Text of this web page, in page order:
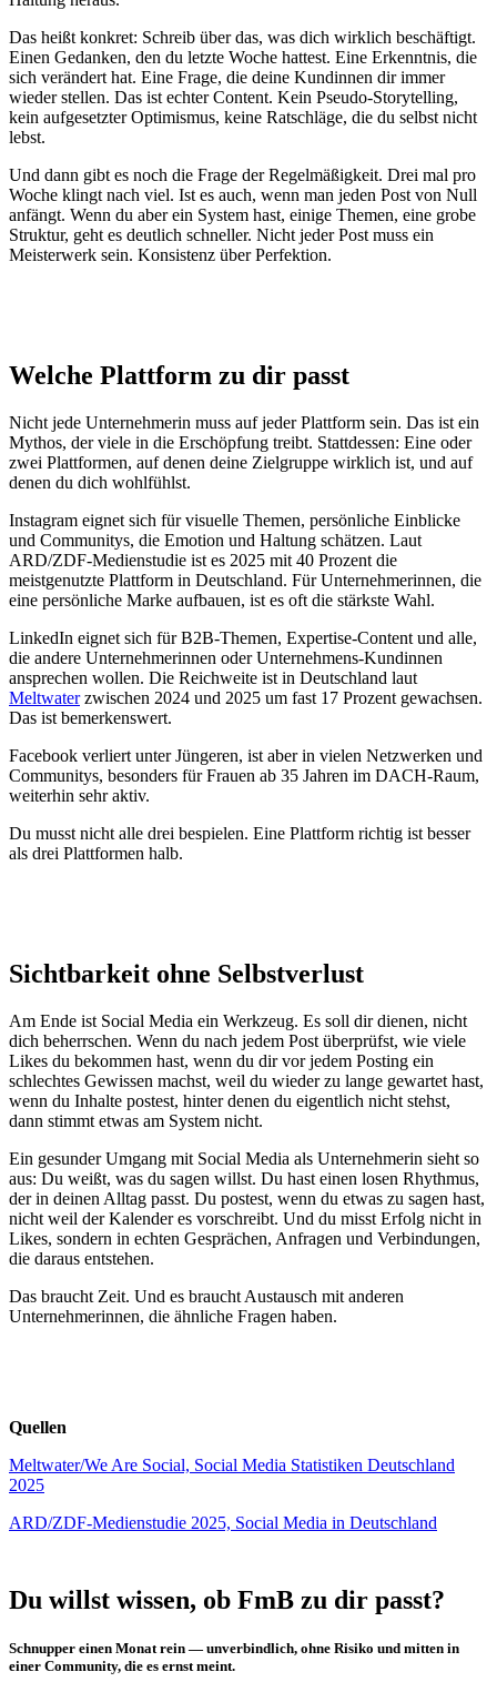
Das heißt konkret: Schreib über das, was dich wirklich beschäftigt.
Einen Gedanken, den du letzte Woche hattest. Eine Erkenntnis, die
sich verändert hat. Eine Frage, die deine Kundinnen dir immer
wieder stellen. Das ist echter Content. Kein Pseudo-Storytelling,
kein aufgesetzter Optimismus, keine Ratschläge, die du selbst nicht
lebst.
Und dann gibt es noch die Frage der Regelmäßigkeit. Drei mal pro
Woche klingt nach viel. Ist es auch, wenn man jeden Post von Null
anfängt. Wenn du aber ein System hast, einige Themen, eine grobe
Struktur, geht es deutlich schneller. Nicht jeder Post muss ein
Meisterwerk sein. Konsistenz über Perfektion.
Welche Plattform zu dir passt
Nicht jede Unternehmerin muss auf jeder Plattform sein. Das ist ein
Mythos, der viele in die Erschöpfung treibt. Stattdessen: Eine oder
zwei Plattformen, auf denen deine Zielgruppe wirklich ist, und auf
denen du dich wohlfühlst.
Instagram eignet sich für visuelle Themen, persönliche Einblicke
und Communitys, die Emotion und Haltung schätzen. Laut
ARD/ZDF-Medienstudie ist es 2025 mit 40 Prozent die
meistgenutzte Plattform in Deutschland. Für Unternehmerinnen, die
eine persönliche Marke aufbauen, ist es oft die stärkste Wahl.
LinkedIn eignet sich für B2B-Themen, Expertise-Content und alle,
die andere Unternehmerinnen oder Unternehmens-Kundinnen
ansprechen wollen. Die Reichweite ist in Deutschland laut
Meltwaterzwischen 2024 und 2025 um fast 17 Prozent gewachsen.
Das ist bemerkenswert.
Facebook verliert unter Jüngeren, ist aber in vielen Netzwerken und
Communitys, besonders für Frauen ab 35 Jahren im DACH-Raum,
weiterhin sehr aktiv.
Du musst nicht alle drei bespielen. Eine Plattform richtig ist besser
als drei Plattformen halb.
Sichtbarkeit ohne Selbstverlust
Am Ende ist Social Media ein Werkzeug. Es soll dir dienen, nicht
dich beherrschen. Wenn du nach jedem Post überprüfst, wie viele
Likes du bekommen hast, wenn du dir vor jedem Posting ein
schlechtes Gewissen machst, weil du wieder zu lange gewartet hast,
wenn du Inhalte postest, hinter denen du eigentlich nicht stehst,
dann stimmt etwas am System nicht.
Ein gesunder Umgang mit Social Media als Unternehmerin sieht so
aus: Du weißt, was du sagen willst. Du hast einen losen Rhythmus,
der in deinen Alltag passt. Du postest, wenn du etwas zu sagen hast,
nicht weil der Kalender es vorschreibt. Und du misst Erfolg nicht in
Likes, sondern in echten Gesprächen, Anfragen und Verbindungen,
die daraus entstehen.
Das braucht Zeit. Und es braucht Austausch mit anderen
Unternehmerinnen, die ähnliche Fragen haben.
Quellen
Meltwater/We Are Social, Social Media Statistiken Deutschland
2025
ARD/ZDF-Medienstudie 2025, Social Media in Deutschland
Du willst wissen, ob FmB zu dir passt?
Schnupper einen Monat rein — unverbindlich, ohne Risiko und mitten in
einer Community, die es ernst meint.